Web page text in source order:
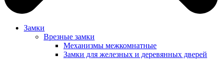
Замки
Врезные замки
Механизмы межкомнатные
Замки для железных и деревянных дверей